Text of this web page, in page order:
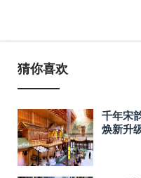
猜你喜欢
千年宋
焕新升